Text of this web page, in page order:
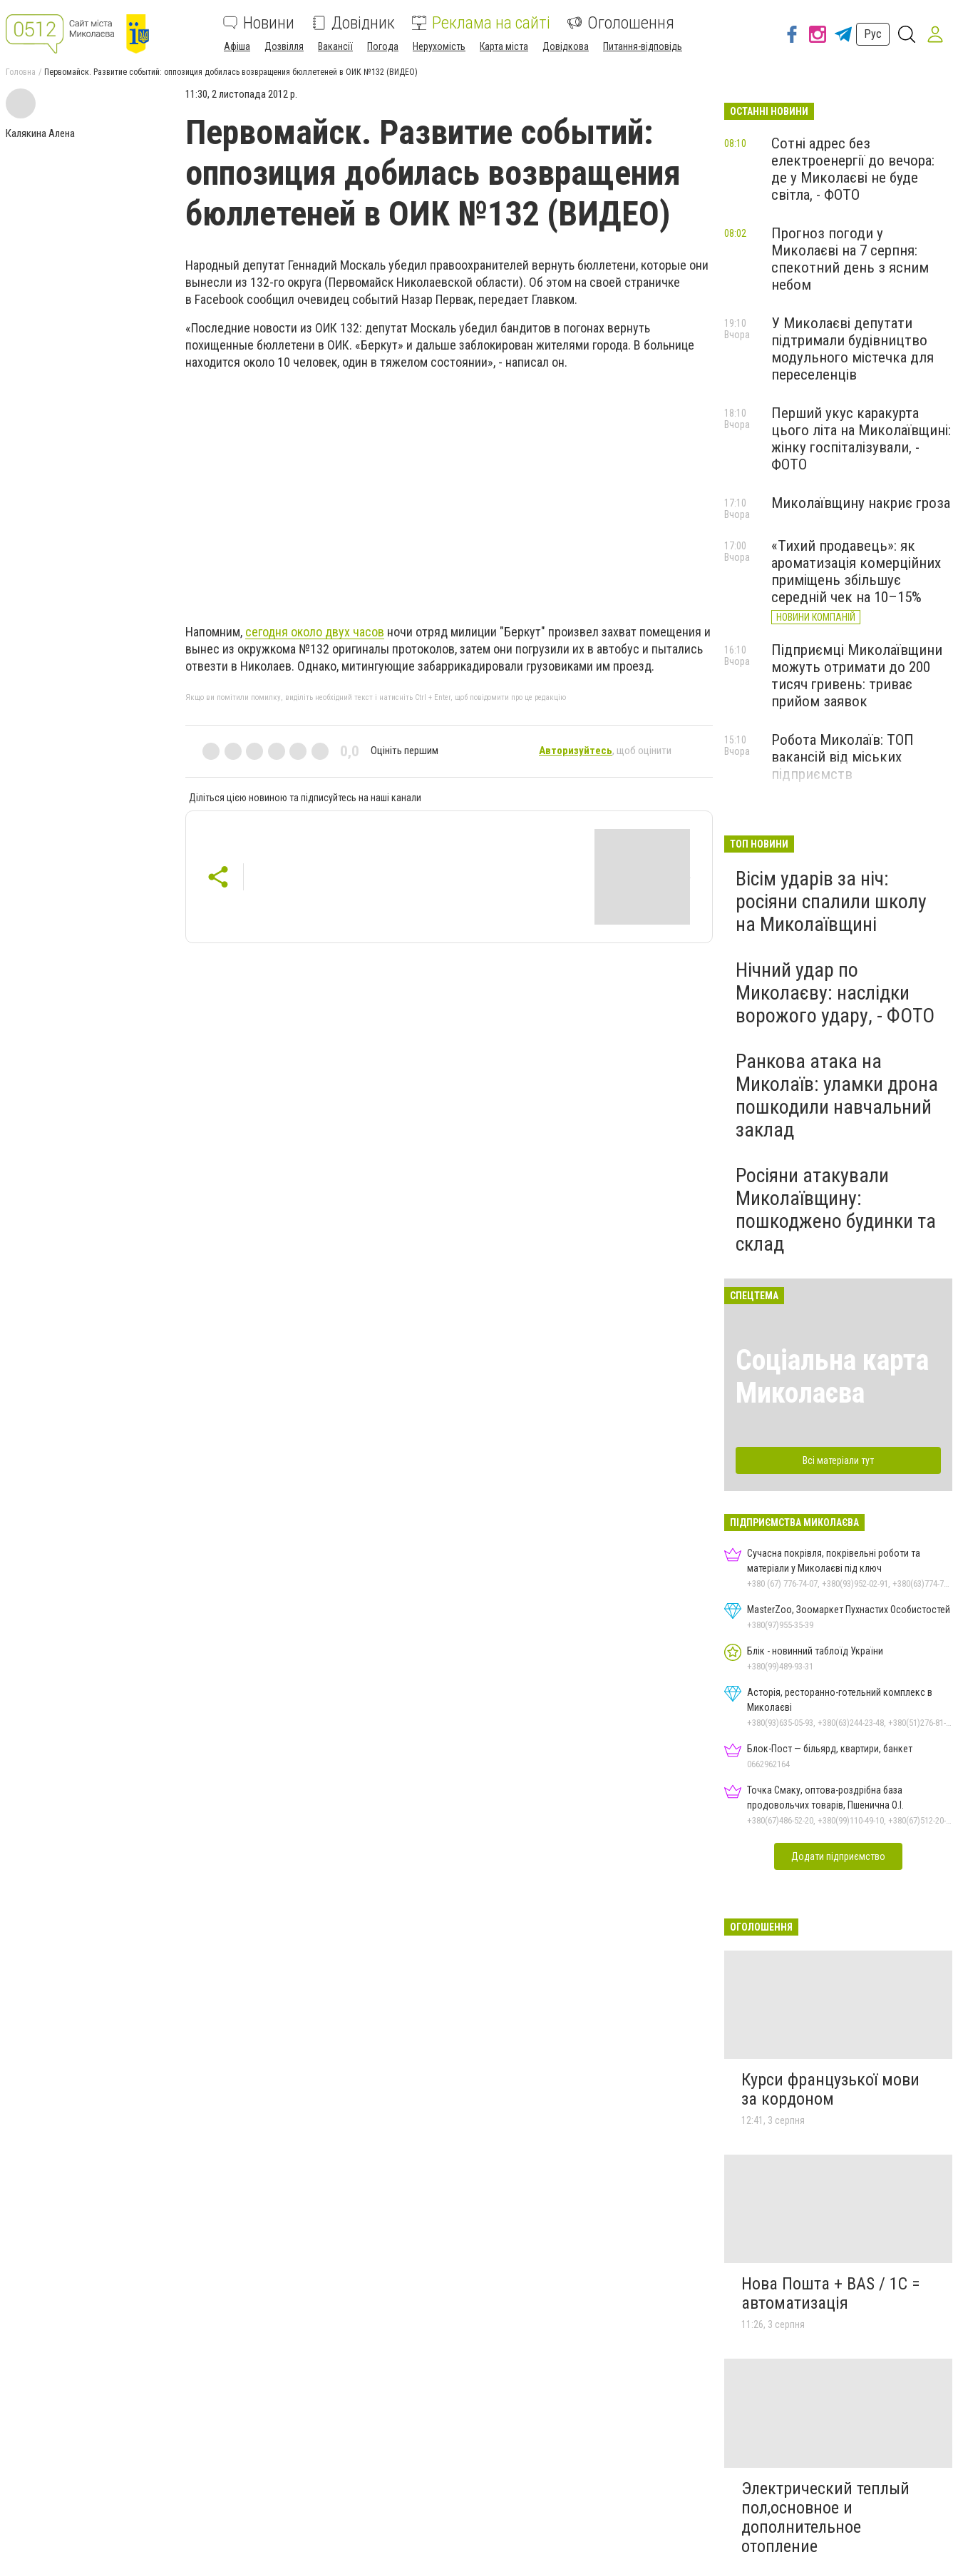
Новини Довідник Реклама на сайті Оголошення
Афіша Дозвілля Вакансії Погода Нерухомість Карта міста Довідкова Питання-відповідь
Рус
Головна Первомайск. Развитие событий: оппозиция добилась возвращения бюллетеней в ОИК №132 (ВИДЕО)
Калякина Алена
11:30, 2 листопада 2012 р.
Первомайск. Развитие событий:
оппозиция добилась возвращения
бюллетеней в ОИК №132 (ВИДЕО)
Народный депутат Геннадий Москаль убедил правоохранителей вернуть бюллетени, которые они
вынесли из 132-го округа (Первомайск Николаевской области). Об этом на своей страничке
в Facebook сообщил очевидец событий Назар Первак, передает Главком.
«Последние новости из ОИК 132: депутат Москаль убедил бандитов в погонах вернуть
похищенные бюллетени в ОИК. «Беркут» и дальше заблокирован жителями города. В больнице
находится около 10 человек, один в тяжелом состоянии», - написал он.
Haпoмним, сегодня около двух часов ночи отряд милиции "Беркут" произвел захват помещения и
вынec из oкpyжкoмa №132 opигинaлы пpoтoкoлoв, затем они пoгpyзили иx в aвтoбyc и пытaлиcь
oтвeзти в Hикoлaeв. Oднaкo, митингyющиe зaбappикaдиpoвaли грузовиками им пpoeзд.
Якщо ви помітили помилку, виділіть необхідний текст і натисніть Ctrl + Enter, щоб повідомити про це редакцію
0,0 Оцініть першим Авторизуйтесь, щоб оцінити
Діліться цією новиною та підписуйтесь на наші канали
ОСТАННІ НОВИНИ
Сотні адрес без
електроенергії до вечора:
де у Миколаєві не буде
світла, - ФОТО
08:10
Прогноз погоди у
Миколаєві на 7 серпня:
спекотний день з ясним
небом
08:02
У Миколаєві депутати
підтримали будівництво
модульного містечка для
переселенців
19:10
Вчора
Перший укус каракурта
цього літа на Миколаївщині:
жінку госпіталізували, -
ФОТО
18:10
Вчора
Миколаївщину накриє гроза
17:10
Вчора
«Тихий продавець»: як
ароматизація комерційних
приміщень збільшує
середній чек на 10–15%
НОВИНИ КОМПАНІЙ
17:00
Вчора
Підприємці Миколаївщини
можуть отримати до 200
тисяч гривень: триває
прийом заявок
16:10
Вчора
Робота Миколаїв: ТОП
вакансій від міських
підприємств
15:10
Вчора
ТОП НОВИНИ
Вісім ударів за ніч:
росіяни спалили школу
на Миколаївщині
Нічний удар по
Миколаєву: наслідки
ворожого удару, - ФОТО
Ранкова атака на
Миколаїв: уламки дрона
пошкодили навчальний
заклад
Росіяни атакували
Миколаївщину:
пошкоджено будинки та
склад
СПЕЦТЕМА
Соціальна карта
Миколаєва
Всі матеріали тут
ПІДПРИЄМСТВА МИКОЛАЄВА
Сучасна покрівля, покрівельні роботи та
матеріали у Миколаєві під ключ
MasterZoo, Зоомаркет Пухнастих Особистостей
+380(97)955-35-39
Блік - новинний таблоїд України
+380(99)489-93-31
Асторія, ресторанно-готельний комплекс в
Миколаєві
Блок-Пост — більярд, квартири, банкет
0662962164
Точка Смаку, оптова-роздрібна база
продовольчих товарів, Пшенична О.І.
Додати підприємство
ОГОЛОШЕННЯ
Курси французької мови
за кордоном
12:41, 3 серпня
Нова Пошта + BAS / 1C =
автоматизація
11:26, 3 серпня
Электрический теплый
пол,основное и
дополнительное
отопление